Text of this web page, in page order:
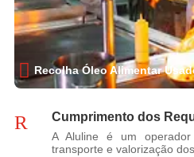
 Recolha Óleo Alimentar
R Cumprimento dos
A Aluline é um
transporte e valorização